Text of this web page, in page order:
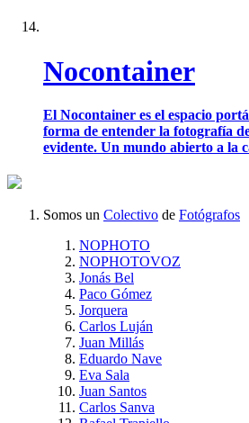
Nocontainer
El Nocontainer es el espacio
forma de entender la fotografía
evidente. Un mundo abierto a la
Somos un Colectivo de Fotógrafos
NOPHOTO
NOPHOTOVOZ
Jonás Bel
Paco Gómez
Jorquera
Carlos Luján
Juan Millás
Eduardo Nave
Eva Sala
Juan Santos
Carlos Sanva